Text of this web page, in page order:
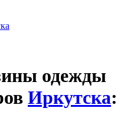
одежды
Иркутска: